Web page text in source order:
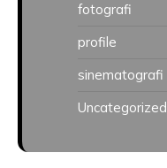
fotografi
profile
sinematografi
Uncategorized